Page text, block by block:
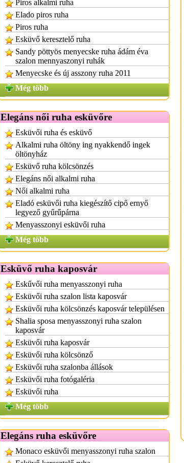
Piros alkalmi ruha
Elado piros ruha
Piros ruha
Esküvő keresztelő ruha
Sandy pöttyös menyecske ruha ádám éva
szalon mennyaszonyi ruhák
Menyecske és új asszony ruha 2011
Még több
Elegáns női ruha esküvőre
Esküvői ruha és esküvő
Alkalmi ruha öltöny ing nyakkendő ingek
öltönyház
Esküvő ruha kölcsönzés
Elegáns női alkalmi ruha
Női alkalmi ruha
Eladó esküvői ruha kiegészítő cipő ernyő
legyező gyűrűpárna
Menyasszonyi esküvői ruha
Még több
Esküvő ruha kaposvár
Eskűvői ruha menyasszonyi ruha
Esküvői ruha szalon lista kaposvár
Esküvői ruha kölcsönzés kaposvár településen
Shalia sposa menyasszonyi ruha szalon
kaposvár
Esküvői ruha kaposvár
Esküvői ruha kölcsönző
Esküvői ruha szalonba állások
Esküvői ruha fotógaléria
Esküvői ruha
Még több
Elegáns ruha esküvőre
Monaco esküvői menyasszonyi ruha szalon